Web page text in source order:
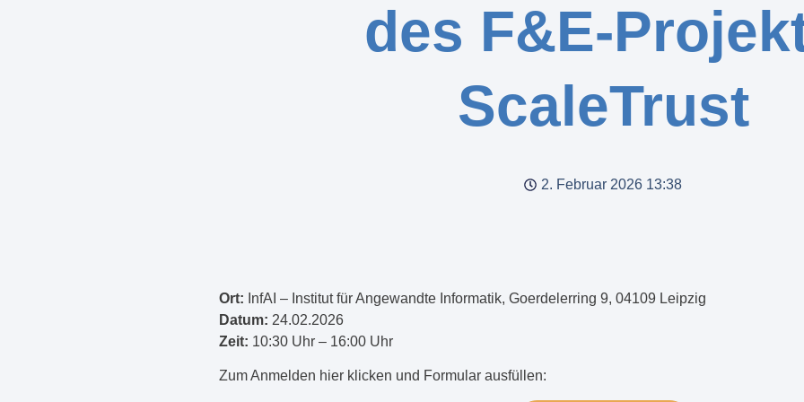
des F&E-
ScaleTrust
2. Februar 2026 13:38
Ort: InfAI – Institut für Angewandte Informatik, Goerdelerring 9, 04109 Leipzig
Datum: 24.02.2026
Zeit: 10:30 Uhr – 16:00 Uhr
Zum Anmelden hier klicken und Formular ausfüllen: